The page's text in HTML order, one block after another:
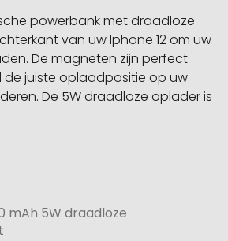
powerbank met draadloze
van uw Iphone 12 om uw
De magneten zijn perfect
de juiste oplaadpositie op uw
De 5W draadloze oplader is
mAh 5W draadloze